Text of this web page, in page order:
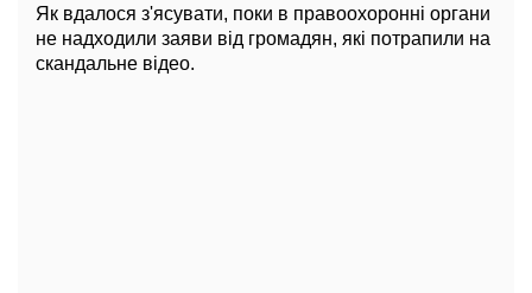
Як вдалося з'ясувати, поки в правоохоронні органи
не надходили заяви від громадян, які потрапили на
скандальне відео.